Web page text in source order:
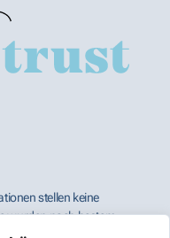
stellen keine
wurden nach bestem
Quellen